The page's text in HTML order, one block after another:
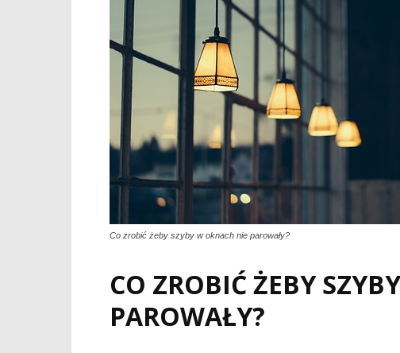
Co zrobić żeby szyby w oknach nie parowały?
CO ZROBIĆ ŻEBY
PAROWAŁY?